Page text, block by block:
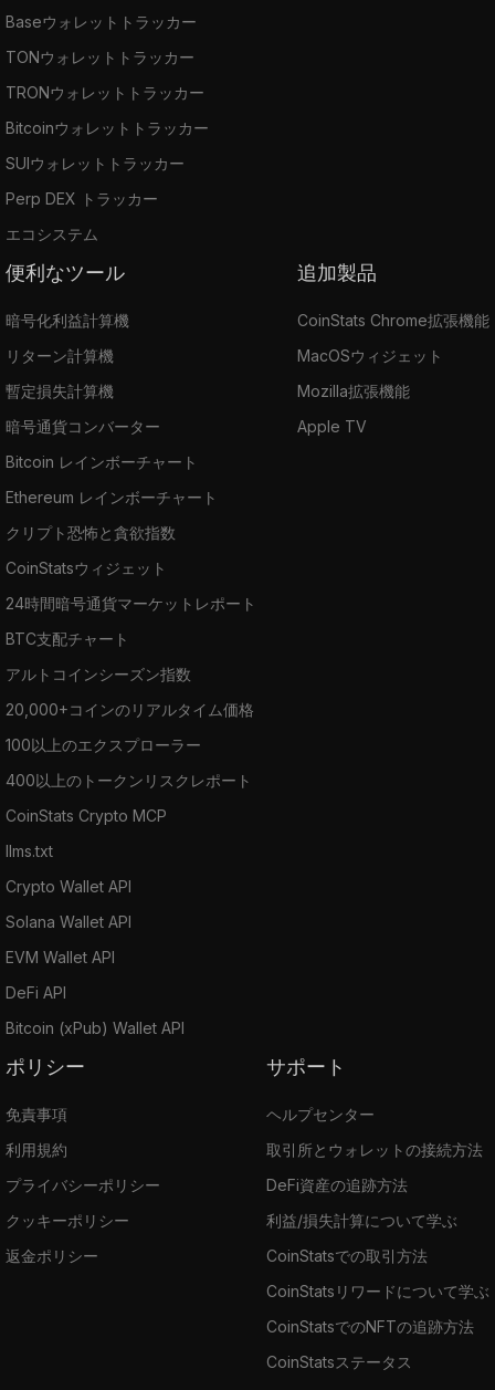
Baseウォレットトラッカー
TONウォレットトラッカー
TRONウォレットトラッカー
Bitcoinウォレットトラッカー
SUIウォレットトラッカー
Perp DEX トラッカー
エコシステム
便利なツール
暗号化利益計算機
リターン計算機
暫定損失計算機
暗号通貨コンバーター
Bitcoin レインボーチャート
Ethereum レインボーチャート
クリプト恐怖と貪欲指数
CoinStatsウィジェット
24時間暗号通貨マーケットレポート
BTC支配チャート
アルトコインシーズン指数
20,000+コインのリアルタイム価格
100以上のエクスプローラー
400以上のトークンリスクレポート
CoinStats Crypto MCP
llms.txt
Crypto Wallet API
Solana Wallet API
EVM Wallet API
DeFi API
Bitcoin (xPub) Wallet API
追加製品
CoinStats Chrome拡張機能
MacOSウィジェット
Mozilla拡張機能
Apple TV
ポリシー
免責事項
利用規約
プライバシーポリシー
クッキーポリシー
返金ポリシー
サポート
ヘルプセンター
取引所とウォレットの接続方法
DeFi資産の追跡方法
利益/損失計算について学ぶ
CoinStatsでの取引方法
CoinStatsリワードについて学ぶ
CoinStatsでのNFTの追跡方法
CoinStatsステータス